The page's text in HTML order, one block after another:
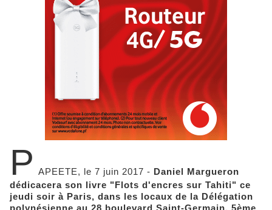
P APEETE, le 7 juin 2017 - Daniel Margueron
dédicacera son livre "Flots d'encres sur Tahiti" ce
jeudi soir à Paris, dans les locaux de la Délégation